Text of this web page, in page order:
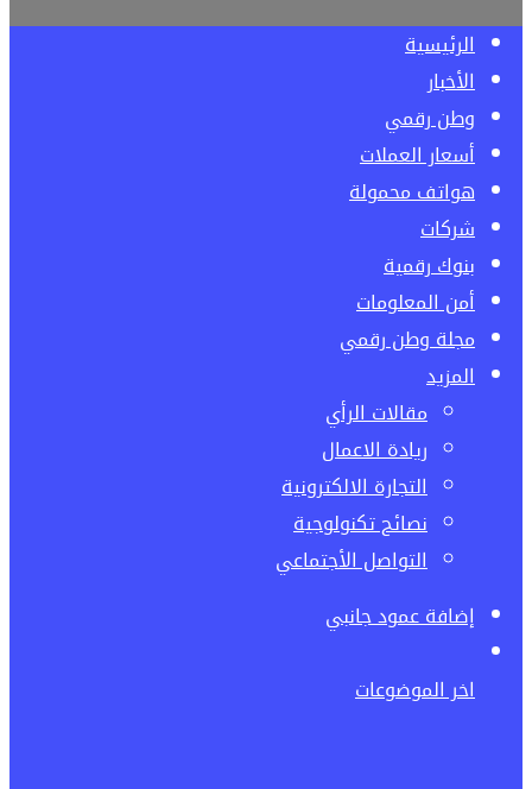
الرئيسية
الأخبار
وطن رقمي
أسعار العملات
هواتف محمولة
شركات
بنوك رقمية
أمن المعلومات
مجلة وطن رقمي
المزيد
مقالات الرأي
ريادة الاعمال
التجارة الالكترونية
نصائح تكنولوجية
التواصل الأجتماعي
إضافة عمود جانبي
اخر الموضوعات